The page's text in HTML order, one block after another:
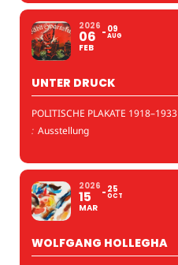
2026
06
FEB
09
AUG
UNTER DRUCK
POLITISCHE PLAKATE 1918–1933
: Ausstellung
2026
15
MAR
25
OCT
WOLFGANG HOLLEGHA